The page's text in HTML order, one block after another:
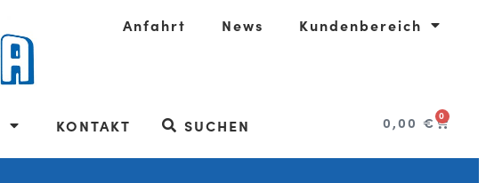
Anfahrt News Kundenbereich
KONTAKT SUCHEN 0,00€ 0